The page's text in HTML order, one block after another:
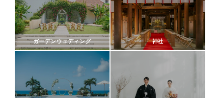
ガーデンウェディング 神社